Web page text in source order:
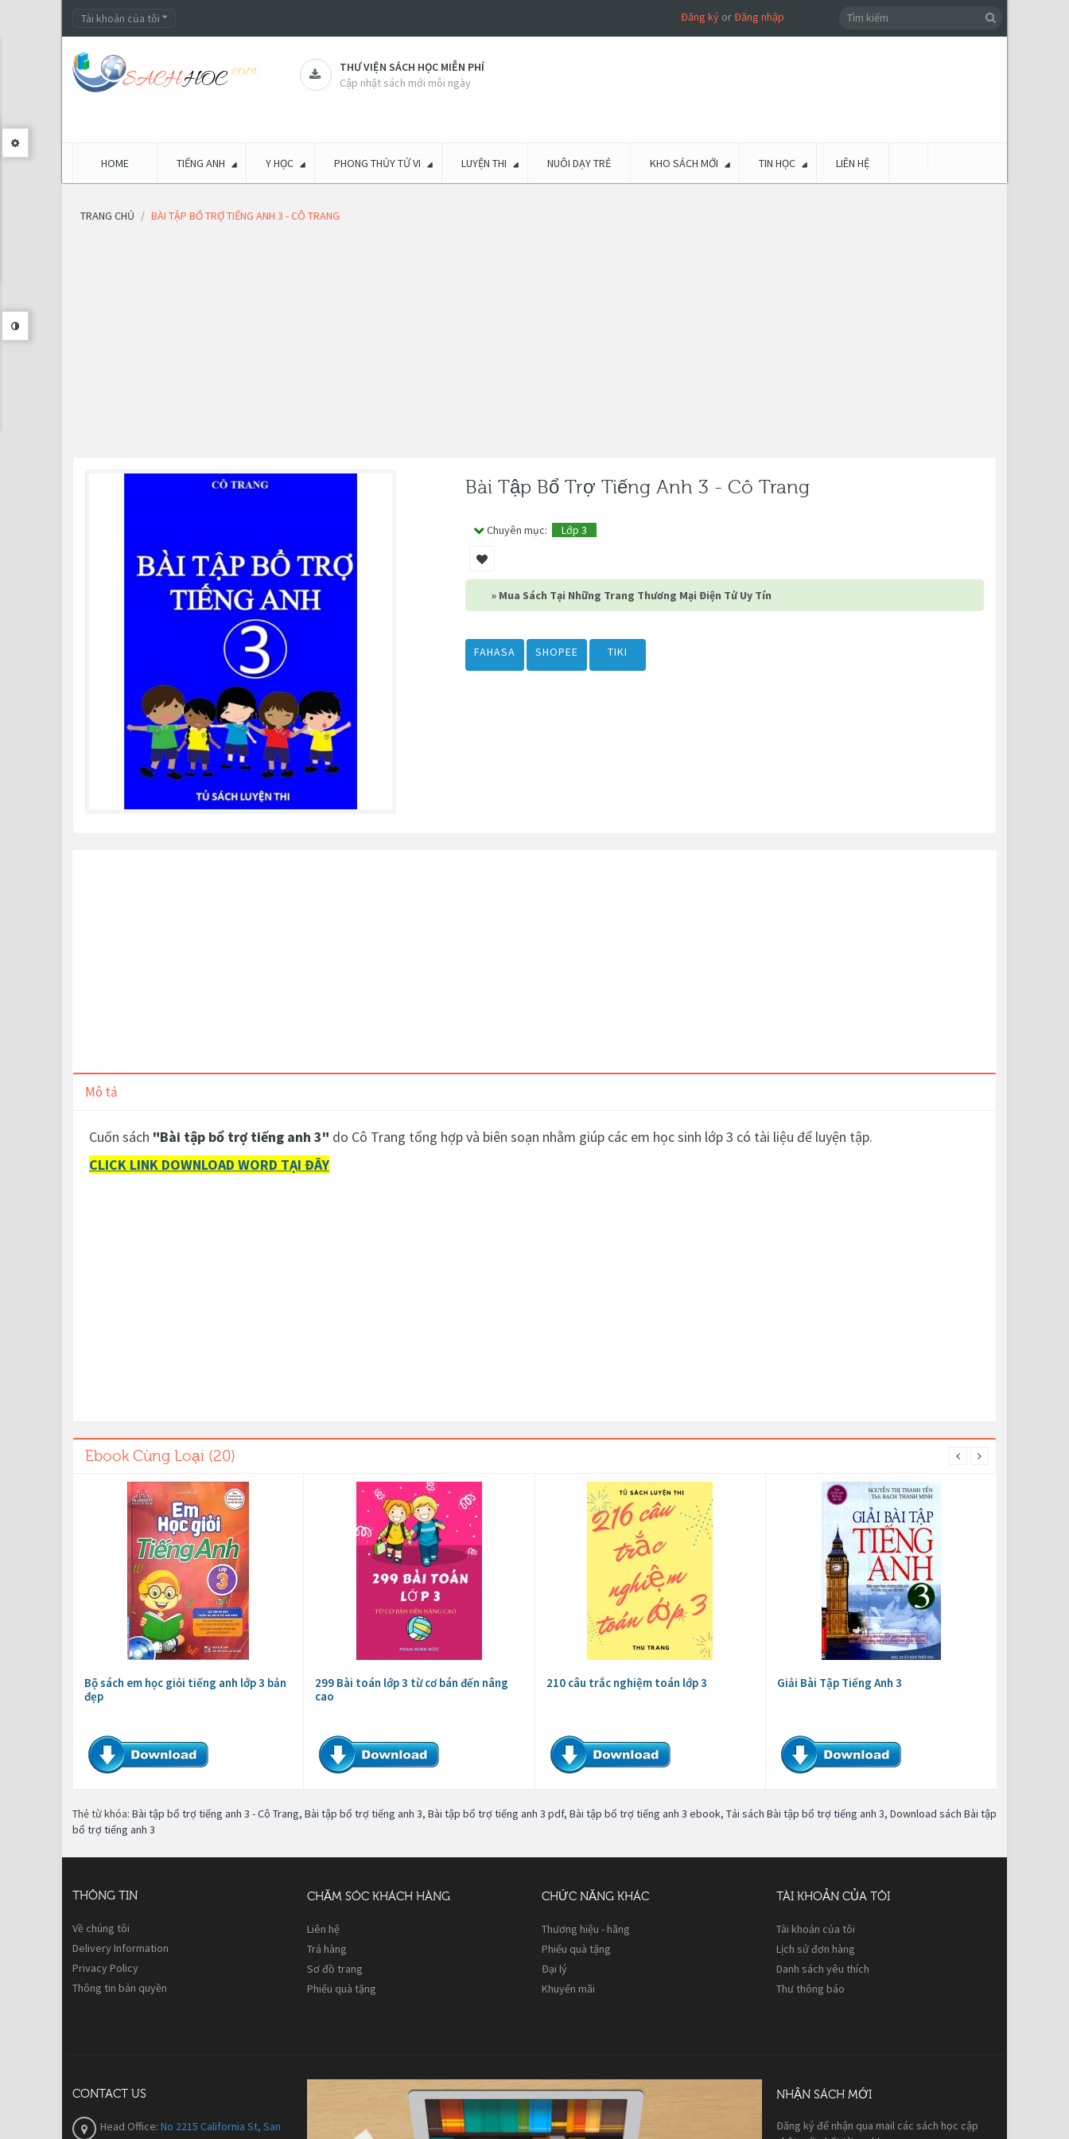
Tài khoản của tôi Đăng kýorĐăng nhập
THƯ VIỆN SÁCH HỌC MIỄN PHÍ
Cập nhật sách mới mỗi ngày
HOME TIẾNG ANH Y HỌC PHONG THỦY TỬ VI LUYỆN THI NUÔI DẠY TRẺ KHO SÁCH MỚI TIN HỌC LIÊN HỆ
TRANG CHỦ BÀI TẬP BỔ TRỢ TIẾNG ANH 3 - CÔ TRANG
Bài Tập Bổ Trợ Tiếng Anh 3 - Cô Trang
Chuyên mục: Lớp 3
» Mua Sách Tại Những Trang Thương Mại Điện Tử Uy Tín
FAHASA SHOPEE TIKI
Mô tả
Cuốn sách "Bài tập bổ trợ tiếng anh 3" do Cô Trang tổng hợp và biên soạn nhằm giúp các em học sinh lớp 3 có tài liệu để luyện tập.
CLICK LINK DOWNLOAD WORD TẠI ĐÂY
Ebook Cùng Loại (20)
Bộ sách em học giỏi tiếng anh lớp 3 bản
đẹp
299 Bài toán lớp 3 từ cơ bán đến nâng
cao
210 câu trắc nghiệm toán lớp 3 Giải Bài Tập Tiếng Anh 3
Thẻ từ khóa: Bài tập bổ trợ tiếng anh 3 - Cô Trang, Bài tập bổ trợ tiếng anh 3, Bài tập bổ trợ tiếng anh 3 pdf, Bài tập bổ trợ tiếng anh 3 ebook, Tải sách Bài tập bổ trợ tiếng anh 3, Download sách Bài tập
bổ trợ tiếng anh 3
THÔNG TIN
Về chúng tôi
Delivery Information
Privacy Policy
Thông tin bản quyền
CHĂM SÓC KHÁCH HÀNG
Liên hệ
Trả hàng
Sơ đồ trang
Phiếu quà tặng
CHỨC NĂNG KHÁC
Thương hiệu - hãng
Phiếu quà tặng
Đại lý
Khuyến mãi
TÀI KHOẢN CỦA TÔI
Tài khoản của tôi
Lịch sử đơn hàng
Danh sách yêu thích
Thư thông báo
CONTACT US
Head Office: No 2215 California St, San
NHẬN SÁCH MỚI
Đăng ký để nhận qua mail các sách học cập